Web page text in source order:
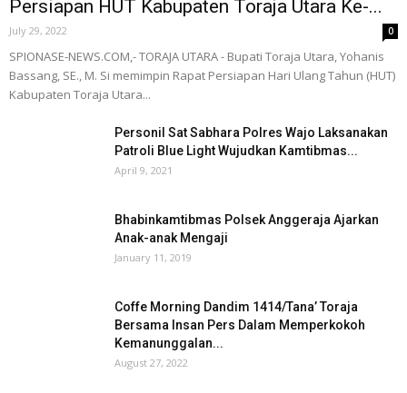
Persiapan HUT Kabupaten Toraja Utara Ke-...
July 29, 2022 0
SPIONASE-NEWS.COM,- TORAJA UTARA - Bupati Toraja Utara, Yohanis
Bassang, SE., M. Si memimpin Rapat Persiapan Hari Ulang Tahun (HUT)
Kabupaten Toraja Utara...
Personil Sat Sabhara Polres Wajo Laksanakan
Patroli Blue Light Wujudkan Kamtibmas...
April 9, 2021
Bhabinkamtibmas Polsek Anggeraja Ajarkan
Anak-anak Mengaji
January 11, 2019
Coffe Morning Dandim 1414/Tana’ Toraja
Bersama Insan Pers Dalam Memperkokoh
Kemanunggalan...
August 27, 2022